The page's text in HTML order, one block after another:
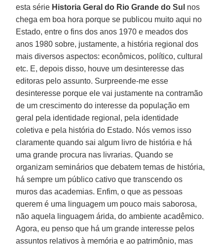
esta série Historia Geral do Rio Grande do Sul nos
chega em boa hora porque se publicou muito aqui no
Estado, entre o fins dos anos 1970 e meados dos
anos 1980 sobre, justamente, a história regional dos
mais diversos aspectos: econômicos, político, cultural
etc. E, depois disso, houve um desinteresse das
editoras pelo assunto. Surpreende-me esse
desinteresse porque ele vai justamente na contramão
de um crescimento do interesse da população em
geral pela identidade regional, pela identidade
coletiva e pela história do Estado. Nós vemos isso
claramente quando sai algum livro de história e há
uma grande procura nas livrarias. Quando se
organizam seminários que debatem temas de história,
há sempre um público cativo que transcendo os
muros das academias. Enfim, o que as pessoas
querem é uma linguagem um pouco mais saborosa,
não aquela linguagem árida, do ambiente acadêmico.
Agora, eu penso que há um grande interesse pelos
assuntos relativos à memória e ao patrimônio, mas